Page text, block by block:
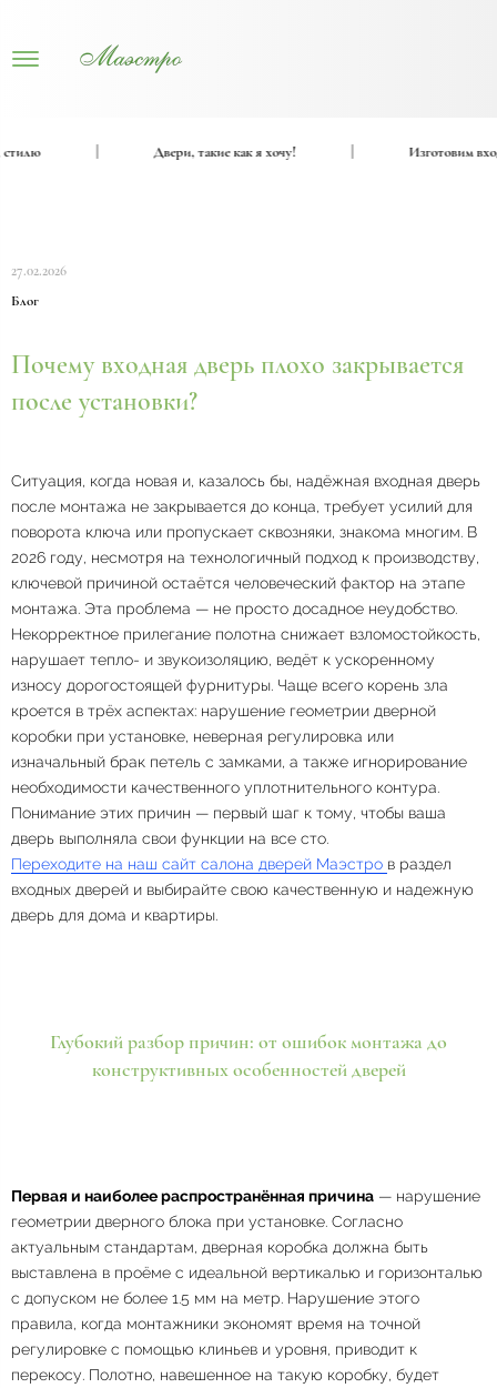
Двери, такие как я хочу! Изготовим
27.02.2026
Блог
Почему входная дверь плохо закрывается
после установки?
Ситуация, когда новая и, казалось бы, надёжная входная дверь
после монтажа не закрывается до конца, требует усилий для
поворота ключа или пропускает сквозняки, знакома многим. В
2026 году, несмотря на технологичный подход к производству,
ключевой причиной остаётся человеческий фактор на этапе
монтажа. Эта проблема — не просто досадное неудобство.
Некорректное прилегание полотна снижает взломостойкость,
нарушает тепло- и звукоизоляцию, ведёт к ускоренному
износу дорогостоящей фурнитуры. Чаще всего корень зла
кроется в трёх аспектах: нарушение геометрии дверной
коробки при установке, неверная регулировка или
изначальный брак петель с замками, а также игнорирование
необходимости качественного уплотнительного контура.
Понимание этих причин — первый шаг к тому, чтобы ваша
дверь выполняла свои функции на все сто.
Переходите на наш сайт салона дверей Маэстро в раздел
входных дверей и выбирайте свою качественную и надежную
дверь для дома и квартиры.
Глубокий разбор причин: от ошибок монтажа до
конструктивных особенностей дверей
Первая и наиболее распространённая причина — нарушение
геометрии дверного блока при установке. Согласно
актуальным стандартам, дверная коробка должна быть
выставлена в проёме с идеальной вертикалью и горизонталью
с допуском не более 1.5 мм на метр. Нарушение этого
правила, когда монтажники экономят время на точной
регулировке с помощью клиньев и уровня, приводит к
перекосу. Полотно, навешенное на такую коробку, будет